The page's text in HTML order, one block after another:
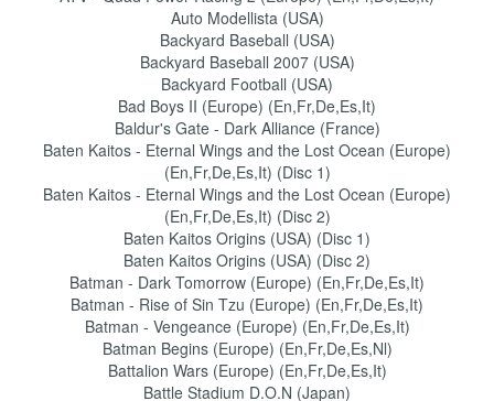
Auto Modellista (USA)
Backyard Baseball (USA)
Backyard Baseball 2007 (USA)
Backyard Football (USA)
Bad Boys II (Europe) (En,Fr,De,Es,It)
Baldur's Gate - Dark Alliance (France)
Baten Kaitos - Eternal Wings and the Lost Ocean (Europe)
(En,Fr,De,Es,It) (Disc 1)
Baten Kaitos - Eternal Wings and the Lost Ocean (Europe)
(En,Fr,De,Es,It) (Disc 2)
Baten Kaitos Origins (USA) (Disc 1)
Baten Kaitos Origins (USA) (Disc 2)
Batman - Dark Tomorrow (Europe) (En,Fr,De,Es,It)
Batman - Rise of Sin Tzu (Europe) (En,Fr,De,Es,It)
Batman - Vengeance (Europe) (En,Fr,De,Es,It)
Batman Begins (Europe) (En,Fr,De,Es,Nl)
Battalion Wars (Europe) (En,Fr,De,Es,It)
Battle Stadium D.O.N (Japan)